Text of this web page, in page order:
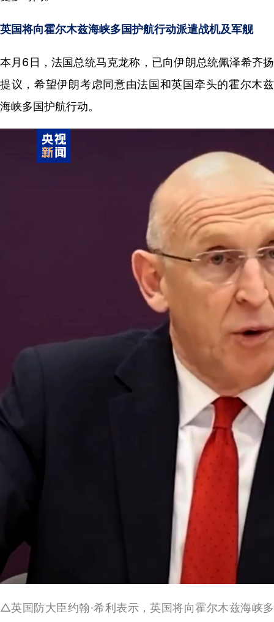
英国将向霍尔木兹海峡多国护航行动派遣战机及军舰
本月6日，法国总统马克龙称，已向伊朗总统佩泽希齐扬
提议，希望伊朗考虑同意由法国和英国牵头的霍尔木兹
海峡多国护航行动。
△英国防大臣约翰·希利表示，英国将向霍尔木兹海峡多